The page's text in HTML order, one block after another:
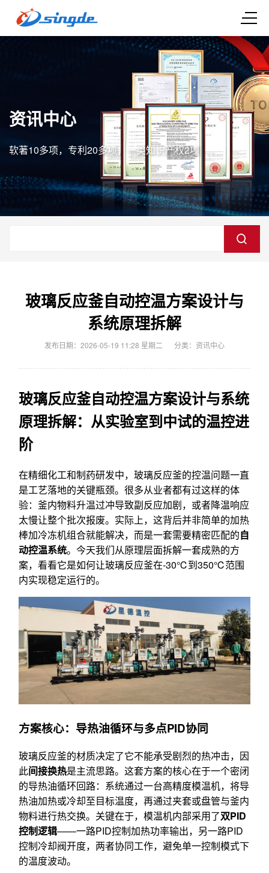
资讯中心
软著10多项，专利20多项，一类知识产权2项
玻璃反应釜自动控温方案设计与
系统原理拆解
发布日期：2026-05-19 11:28 星期二 分类： 资讯中心
玻璃反应釜自动控温方案设计与系统
原理拆解：从实验室到中试的温控进
阶
在精细化工和制药研发中，玻璃反应釜的控温问题一直
是工艺落地的关键瓶颈。很多从业者都有过这样的体
验：釜内物料升温过冲导致副反应加剧，或者降温响应
太慢让整个批次报废。实际上，这背后并非简单的加热
棒加冷冻机组合就能解决，而是一套需要精密匹配的自
动控温系统。今天我们从原理层面拆解一套成熟的方
案，看看它是如何让玻璃反应釜在-30℃到350℃范围
内实现稳定运行的。
方案核心：导热油循环与多点PID协同
玻璃反应釜的材质决定了它不能承受剧烈的热冲击，因
此间接换热是主流思路。这套方案的核心在于一个密闭
的导热油循环回路：系统通过一台高精度模温机，将导
热油加热或冷却至目标温度，再通过夹套或盘管与釜内
物料进行热交换。关键在于，模温机内部采用了双PID
控制逻辑——一路PID控制加热功率输出，另一路PID
控制冷却阀开度，两者协同工作，避免单一控制模式下
的温度波动。